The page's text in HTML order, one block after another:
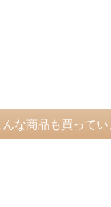
な商品も買って